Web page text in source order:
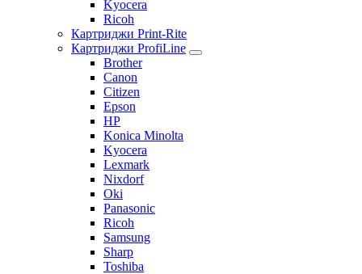
Kyocera
Ricoh
Картриджи Print-Rite
Картриджи ProfiLine
Brother
Canon
Citizen
Epson
HP
Konica Minolta
Kyocera
Lexmark
Nixdorf
Oki
Panasonic
Ricoh
Samsung
Sharp
Toshiba